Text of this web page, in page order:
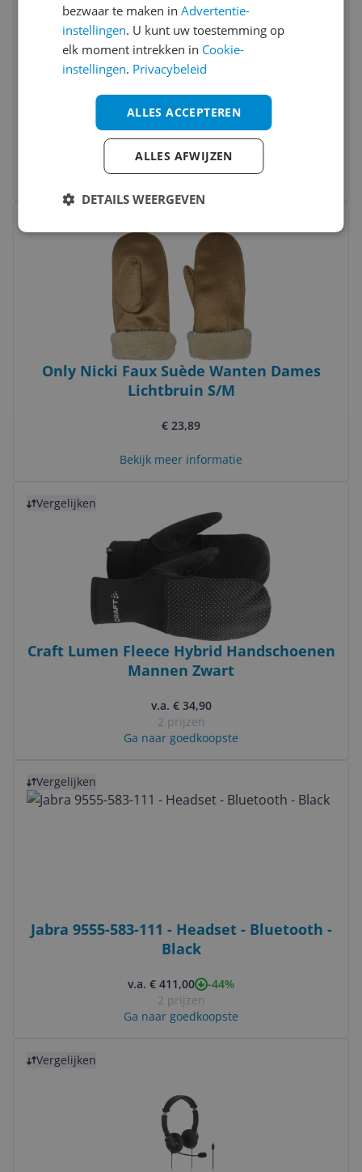
4KidsOnly LOL Surprise Oorwarmers
Bekijk meer informatie
Only Nicki Faux Suède Wanten Dames
Lichtbruin S/M
€ 23,89
Bekijk meer informatie
Bekijk product
Vergelijken
Craft Lumen Fleece Hybrid Handschoenen
Mannen Zwart
v.a. € 34,90
2 prijzen
Ga naar goedkoopste
Vergelijken
Jabra 9555-583-111 - Headset - Bluetooth -
Black
v.a. € 411,00
-44%
2 prijzen
Ga naar goedkoopste
Vergelijken
bezwaar te maken inAdvertentie-
instellingen. U kunt uw toestemming op
elk moment intrekken in Cookie-
instellingen. Privacybeleid
ALLES ACCEPTEREN
ALLES AFWIJZEN
DETAILS WEERGEVEN